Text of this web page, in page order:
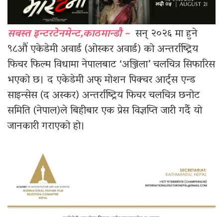
सबस्त इन्टरटेनमेन्ट,काठमान्डौ – सन् २०२६ मा हुने
९८औं एकेडेमी अवार्ड (ओस्कर अवार्ड) को अन्तर्राष्ट्रिय
फिचर फिल्म विधामा नेपालबाट ‘अञ्जिला’ चलचित्र सिफारिस
भएको छ। द एकेडेमी अफ् मोशन पिक्चर आर्ट्स एन्ड
साइन्सेस (द अस्कर) अन्तर्राष्ट्रिय फिचर चलचित्र छनोट
समिति (नेपाल)ले बिहीबार एक प्रेस विज्ञप्ति जारी गर्दै यो
जानकारी गराएको हो।